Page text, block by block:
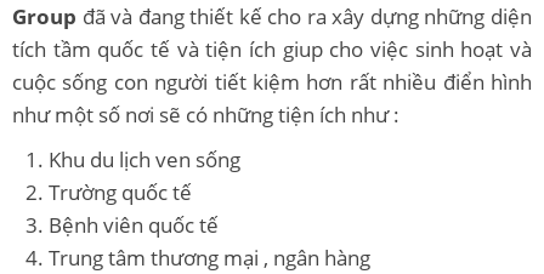
Group đã và đang thiết kế cho ra xây dựng những diện
tích tầm quốc tế và tiện ích giup cho việc sinh hoạt và
cuộc sống con người tiết kiệm hơn rất nhiều điển hình
như một số nơi sẽ có những tiện ích như :
Khu du lịch ven sống
Trường quốc tế
Bệnh viên quốc tế
Trung tâm thương mại , ngân hàng